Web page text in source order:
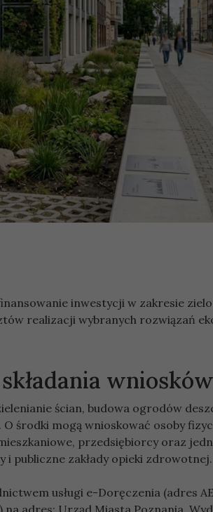
inwestycji w zakresie
realizacji wybranych rozwiązań
wniosków
ścian, budowa ogrodów
środki mogą wnioskować osoby
przedsiębiorcy oraz
publiczne zakłady opieki zdrowotnej.
usługi e-Doręczenia (adres
adres: Urząd Miasta Poznania,